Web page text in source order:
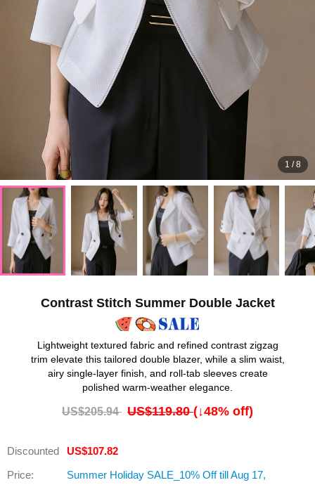
1 /8
Contrast Stitch Summer Double Jacket
Lightweight textured fabric and refined contrast zigzag
trim elevate this tailored double blazer, while a slim waist,
airy single-layer finish, and roll-tab sleeves create
polished warm-weather elegance.
US$205.94 US$119.80(↓48% off)
Discounted
Price:
US$107.82
Summer Holiday SALE_10% Off till Aug 17,